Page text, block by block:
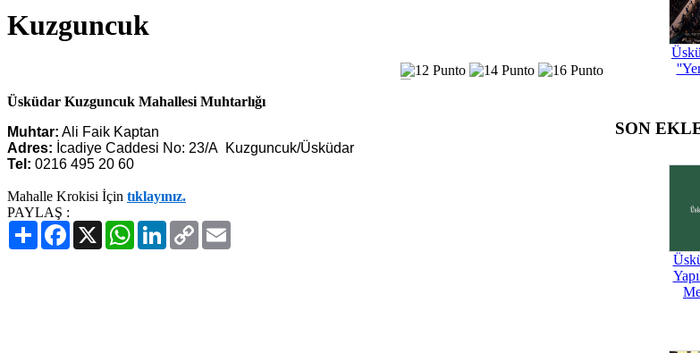
Kuzguncuk
Üsküdar Kuzguncuk Mahallesi Muhtarlığı
Muhtar: Ali Faik Kaptan
Adres: İcadiye Caddesi No: 23/A Kuzguncuk/Üsküdar
Tel: 0216 495 20 60
Mahalle Krokisi İçin tıklayınız.
PAYLAŞ :
PaylaşFacebook
X WhatsAppLinkedIn
Copy
Link
SON